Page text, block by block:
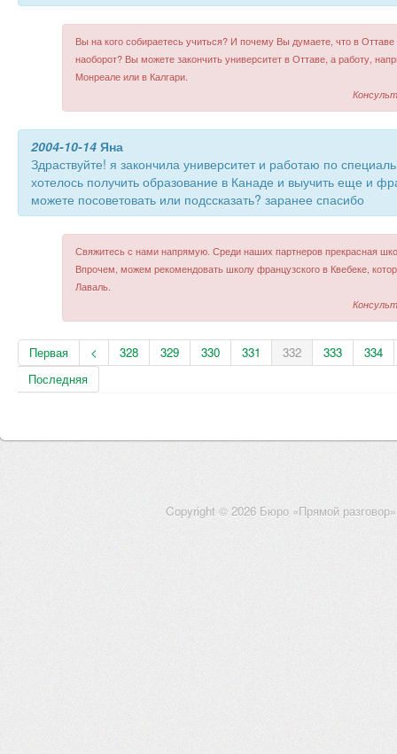
Вы на кого собираетесь учиться? И почему Вы думаете, что в
наоборот? Вы можете закончить университет в Оттаве, а работу,
Монреале или в Калгари.
2004-10-14 Яна
Здраствуйте! я закончила университет и работаю по
хотелось получить образование в Канаде и выучить еще и
можете посоветовать или подссказать? заранее спасибо
Свяжитесь с нами напрямую. Среди наших партнеров прекрасная
Впрочем, можем рекомендовать школу французского в Квебеке,
Лаваль.
Первая < 328 329 330 331 332 333
334
Последняя
Copyright © 2026 Бюро «Прямой